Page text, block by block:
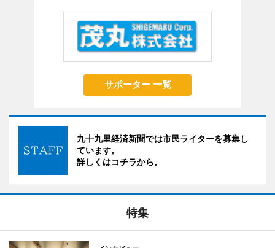
サポーター 一覧
九十九里経済新聞では市民ライターを募集し
ています。
詳しくはコチラから。
特集